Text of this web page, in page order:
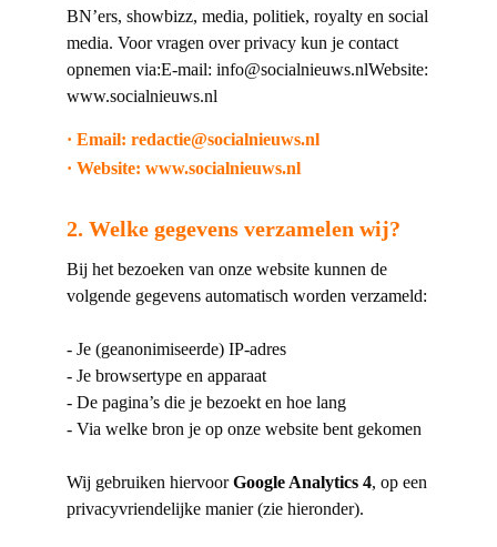
BN’ers, showbizz, media, politiek, royalty en social
media. Voor vragen over privacy kun je contact
opnemen via:E-mail: info@socialnieuws.nlWebsite:
www.socialnieuws.nl
· Email: redactie@socialnieuws.nl
· Website: www.socialnieuws.nl
2. Welke gegevens verzamelen wij?
Bij het bezoeken van onze website kunnen de
volgende gegevens automatisch worden verzameld:
- Je (geanonimiseerde) IP-adres
- Je browsertype en apparaat
- De pagina’s die je bezoekt en hoe lang
- Via welke bron je op onze website bent gekomen
Wij gebruiken hiervoorGoogle Analytics 4, op een
privacyvriendelijke manier (zie hieronder).